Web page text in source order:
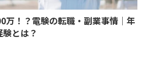
万！？電験の転職・副業事情｜年
とは？